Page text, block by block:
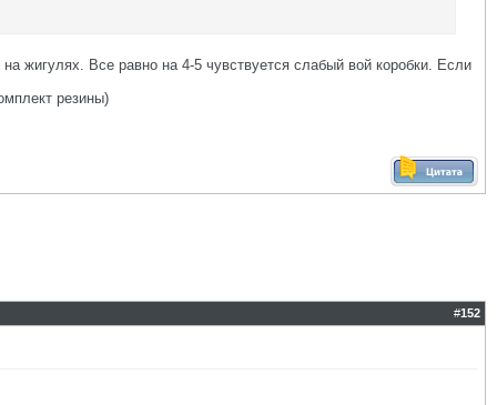
жигулях. Все равно на 4-5 чувствуется слабый вой коробки. Если
резины)
#152